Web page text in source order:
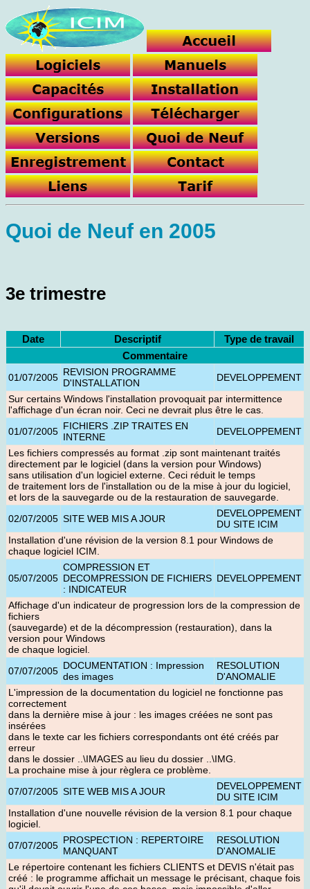
Quoi de Neuf en 2005
3e trimestre
Date Descriptif
Type de travail
Commentaire
01/07/2005 REVISION PROGRAMME
D'INSTALLATION
DEVELOPPEMENT
Sur certains Windows l'installation provoquait par intermittence
l'affichage d'un écran noir. Ceci ne devrait plus être le cas.
01/07/2005 FICHIERS .ZIP TRAITES EN
INTERNE
DEVELOPPEMENT
Les fichiers compressés au format .zip sont maintenant traités
directement par le logiciel (dans la version pour Windows)
sans utilisation d'un logiciel externe. Ceci réduit le temps
de traitement lors de l'installation ou de la mise à jour du logiciel,
et lors de la sauvegarde ou de la restauration de sauvegarde.
02/07/2005 SITE WEB MIS A JOUR
DEVELOPPEMENT
DU SITE ICIM
Installation d'une révision de la version 8.1 pour Windows de
chaque logiciel ICIM.
05/07/2005
COMPRESSION ET
DECOMPRESSION DE FICHIERS
: INDICATEUR
DEVELOPPEMENT
Affichage d'un indicateur de progression lors de la compression de
fichiers
(sauvegarde) et de la décompression (restauration), dans la
version pour Windows
de chaque logiciel.
07/07/2005 DOCUMENTATION : Impression
des images
RESOLUTION
D'ANOMALIE
L'impression de la documentation du logiciel ne fonctionne pas
correctement
dans la dernière mise à jour : les images créées ne sont pas
insérées
dans le texte car les fichiers correspondants ont été créés par
erreur
dans le dossier ..\IMAGES au lieu du dossier ..\IMG.
La prochaine mise à jour règlera ce problème.
07/07/2005 SITE WEB MIS A JOUR
DEVELOPPEMENT
DU SITE ICIM
Installation d'une nouvelle révision de la version 8.1 pour chaque
logiciel.
07/07/2005 PROSPECTION : REPERTOIRE
MANQUANT
RESOLUTION
D'ANOMALIE
Le répertoire contenant les fichiers CLIENTS et DEVIS n'était pas
créé : le programme affichait un message le précisant, chaque fois